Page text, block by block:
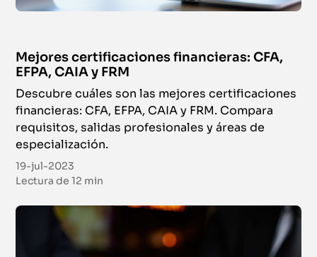
Mejores certificaciones financieras: CFA,
EFPA, CAIA y FRM
Descubre cuáles son las mejores certificaciones
financieras: CFA, EFPA, CAIA y FRM. Compara
requisitos, salidas profesionales y áreas de
especialización.
19-jul-2023
Lectura de12 min